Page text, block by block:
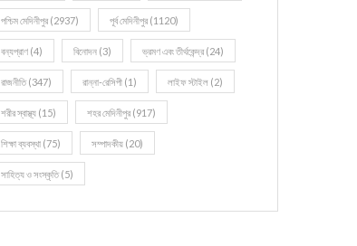
পশ্চিম মেদিনীপুর (2937) পূর্ব মেদিনীপুর (1120)
বন্যপ্রাণ (4) বিনোদন (3) ভ্রমণ এবং তীর্থকেন্দ্র (24)
রাজনীতি(347) রান্না-রেসিপী (1) লাইফ স্টাইল (2)
শরীর স্বাস্থ্য (15) শহর মেদিনীপুর (917)
শিক্ষা ব্যবস্থা (75) সম্পাদকীয় (20)
সাহিত্য ও সংস্কৃতি(5)